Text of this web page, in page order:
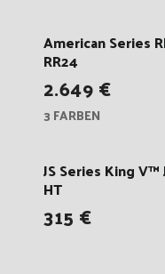
American Series
RR24
2.649 €
3 FARBEN
JS Series King V™
HT
315 €